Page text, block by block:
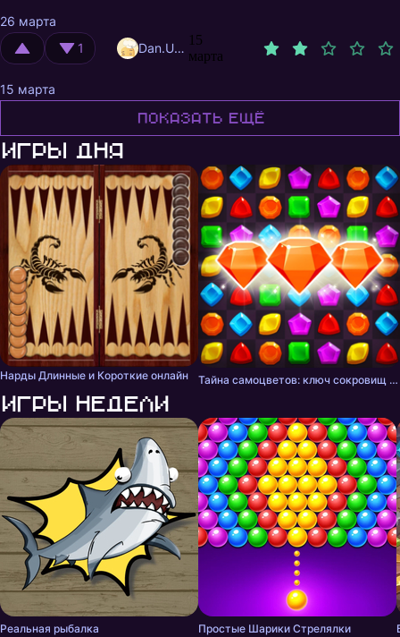
26 марта
1
Dan.Usov
15
марта
15 марта
Показать ещё
Игры дня
Нарды Длинные и Короткие онлайн Тайна самоцветов: ключ сокровищ - три в ряд
Игры недели
Реальная рыбалка Простые Шарики Стрелялки